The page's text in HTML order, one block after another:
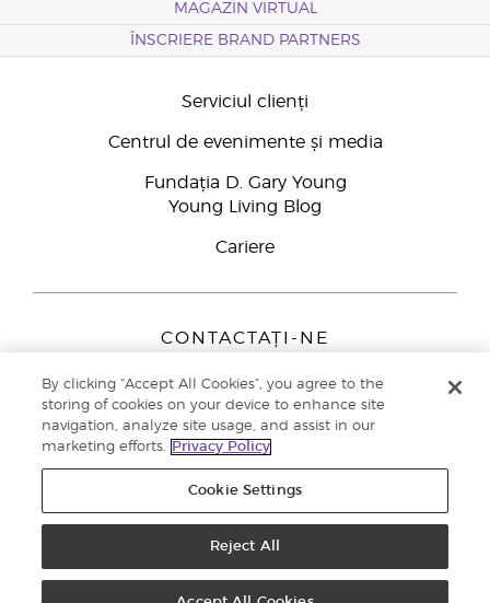
MAGAZIN VIRTUAL
ÎNSCRIERE BRAND PARTNERS
Serviciul clienți
Centrul de evenimente și media
Fundația D. Gary Young
Young Living Blog
Cariere
CONTACTAȚI-NE
Peizerweg 97
9727 AJ Groningen
Netherlands
Înscriere Brand Partners0800 890113
Politica de confidențialitate
By clicking “Accept All Cookies”, you agree to the
storing of cookies on your device to enhance site
navigation, analyze site usage, and assist in our
marketing efforts.
Privacy Policy
Cookie Settings
Reject All